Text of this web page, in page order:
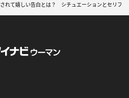
されて嬉しい告白とは？ シチュエーションとセリフ3